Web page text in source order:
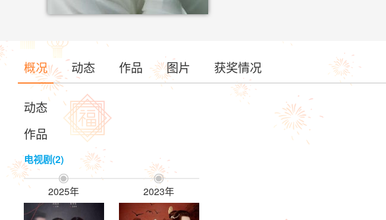
概况 动态 作品 图片 获奖情况
动态
作品
电视剧(2)

2025年

2023年